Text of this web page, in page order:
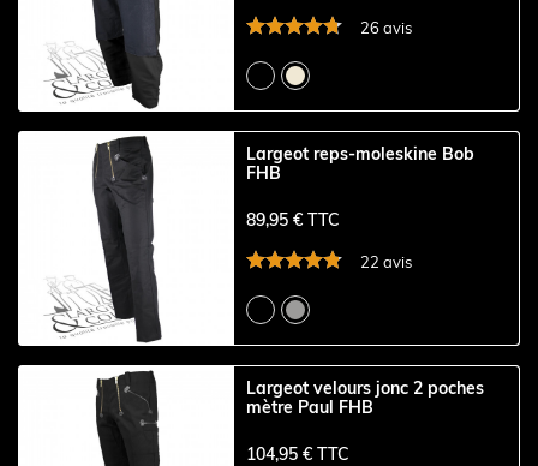
26 avis
Largeot reps-moleskine Bob
FHB
89,95 € TTC
22 avis
Largeot velours jonc 2 poches
mètre Paul FHB
104,95 € TTC